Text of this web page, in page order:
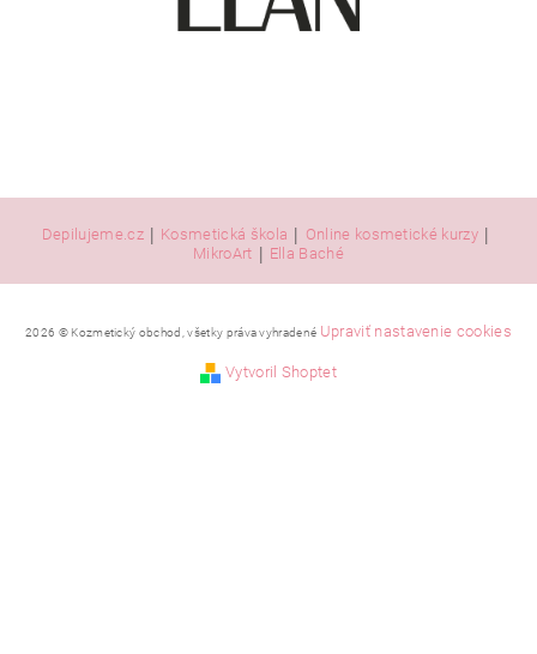
Depilujeme.cz | Kosmetická škola | Online kosmetické kurzy |
MikroArt | Ella Baché
2026 © Kozmetický obchod, všetky práva vyhradené Upraviť nastavenie cookies
Vytvoril Shoptet